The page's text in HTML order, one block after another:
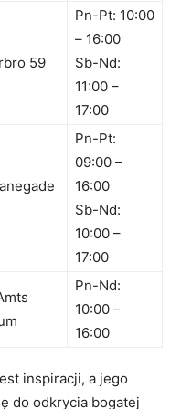
59
Pn-Pt:​ 10:00
– 16:00
Sb-Nd:
11:00 –
17:00
Pn-Pt:
09:00 –
16:00
Sb-Nd:⁤
10:00 –
17:00
Pn-Nd:
10:00 –
16:00
inspiracji, a jego
do odkrycia bogatej